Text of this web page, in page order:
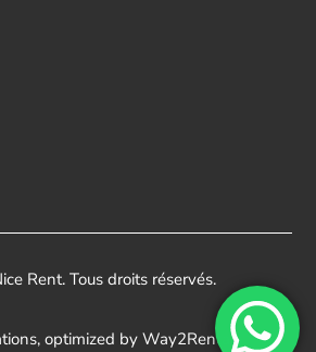
Rent. Tous droits réservés.
optimized by Way2Rentals